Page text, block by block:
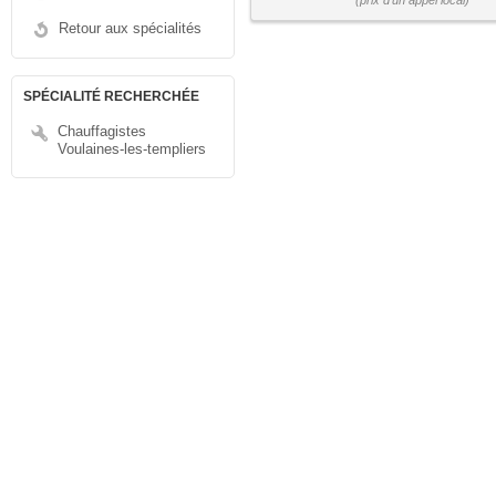
Retour aux spécialités
SPÉCIALITÉ RECHERCHÉE
Chauffagistes
Voulaines-les-templiers